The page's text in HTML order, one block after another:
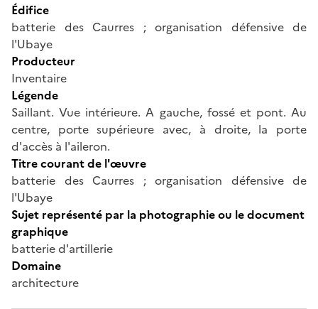
Édifice
batterie des Caurres ; organisation défensive de
l'Ubaye
Producteur
Inventaire
Légende
Saillant. Vue intérieure. A gauche, fossé et pont. Au
centre, porte supérieure avec, à droite, la porte
d'accès à l'aileron.
Titre courant de l'œuvre
batterie des Caurres ; organisation défensive de
l'Ubaye
Sujet représenté par la photographie ou le document
graphique
batterie d'artillerie
Domaine
architecture